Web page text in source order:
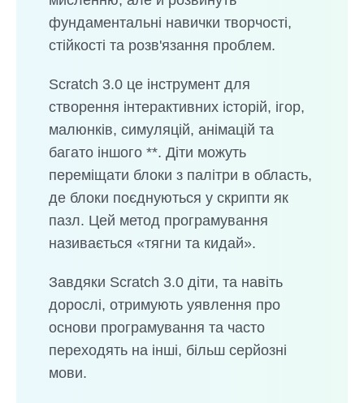
фундаментальні навички творчості,
стійкості та розв'язання проблем.
Scratch 3.0 це інструмент для
створення інтерактивних історій, ігор,
малюнків, симуляцій, анімацій та
багато іншого **. Діти можуть
переміщати блоки з палітри в область,
де блоки поєднуються у скрипти як
пазл. Цей метод програмування
називається «тягни та кидай».
Завдяки Scratch 3.0 діти, та навіть
дорослі, отримують уявлення про
основи програмування та часто
переходять на інші, більш серйозні
мови.